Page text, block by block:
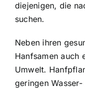
diejenigen, die
suchen.
Neben ihren
Hanfsamen auch
Umwelt.
geringen